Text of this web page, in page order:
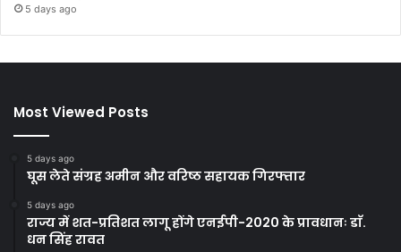
5 days ago
Most Viewed Posts
5 days ago
घूस लेते संग्रह अमीन और वरिष्ठ सहायक गिरफ्तार
5 days ago
राज्य में शत-प्रतिशत लागू होंगे एनईपी-2020 के प्रावधानः डाॅ.
धन सिंह रावत